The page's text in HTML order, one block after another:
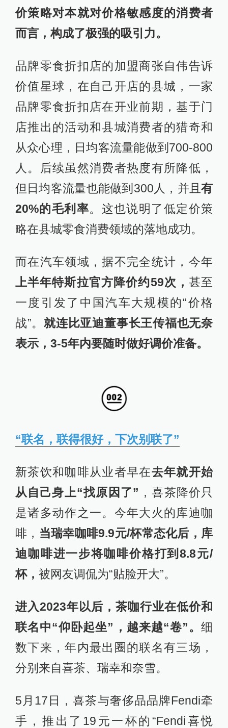
价策略对本就对价格敏感度的消费者
而言，构成了极强的吸引力。
品牌零食折扣店的加盟商张自伟告诉
价值星球，在自己开店的县城，一家
品牌零食折扣店在开业前期，基于门
店推出的活动和县城消费者的猎奇和
从众心理，日均客流量能做到700-800
人。后续虽然消费者热度有所降低，
但日均客流量也能做到300人，并且有
20%的毛利率。这也说明了低定价策
略在县城零食消费领域的落地成功。
而在汽车领域，据不完全统计，今年
上半年特斯拉官方降价约59次， 甚至
一度引发了中国汽车大规模的“价格
战”。就连比亚迪董事长王传福也无奈
表示，3-5年内要随时做好调价准备。
“联名，联得很好，下次别联了”
新茶饮和咖啡从业者早在去年就开始
从自己身上“找原因了” ，喜茶降价只
是诸多动作之一。今年大火的库迪咖
啡， 当瑞幸咖啡9.9元/杯常态化后，库
迪咖啡进一步将咖啡价格打到8.8元/
杯， 被网友调侃为“贴脸开大”。
进入2023年以后，茶咖行业在低价和
联名中“仰卧起坐”，越来越“卷”。细
数下来，年内最出圈的联名有三场，
分别来自喜茶、瑞幸和奈雪。
5月17日，喜茶与奢侈品品牌Fendi牵
手，推出了19元一杯的“Fendi喜悦